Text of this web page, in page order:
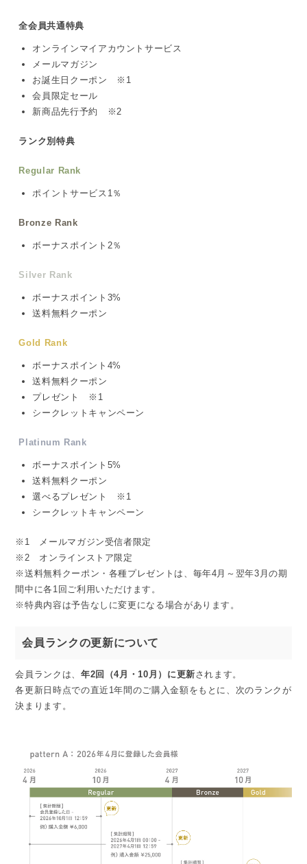
全会員共通特典
オンラインマイアカウントサービス
メールマガジン
お誕生日クーポン ※1
会員限定セール
新商品先行予約 ※2
ランク別特典
Regular Rank
ポイントサービス1％
Bronze Rank
ボーナスポイント2％
Silver Rank
ボーナスポイント3%
送料無料クーポン
Gold Rank
ボーナスポイント4%
送料無料クーポン
プレゼント ※1
シークレットキャンペーン
Platinum Rank
ボーナスポイント5%
送料無料クーポン
選べるプレゼント ※1
シークレットキャンペーン
※1 メールマガジン受信者限定
※2 オンラインストア限定
※送料無料クーポン・各種プレゼントは、毎年4月～翌年3月の期
間中に各1回ご利用いただけます。
※特典内容は予告なしに変更になる場合があります。
会員ランクの更新について
会員ランクは、 年2回（4月・10月）に更新されます。
各更新日時点での直近1年間のご購入金額をもとに、次のランクが
決まります。